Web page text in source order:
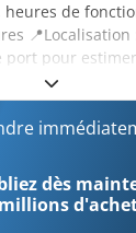
heures de
pour
Paiement à la
par un
ℹ️, 0
petite fuite
ou
des
: ✔
dès